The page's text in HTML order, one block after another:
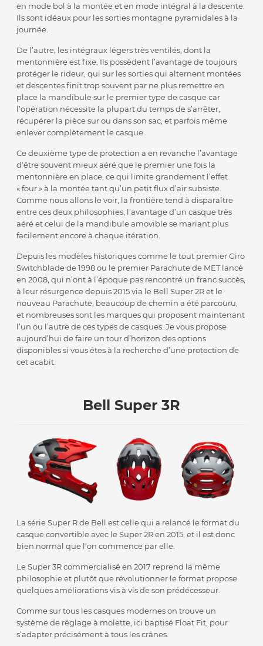
en mode bol à la montée et en mode intégral à la descente.
Ils sont idéaux pour les sorties montagne pyramidales à la
journée.
De l’autre, les intégraux légers très ventilés, dont la
mentonnière est fixe. Ils possèdent l’avantage de toujours
protéger le rideur, qui sur les sorties qui alternent montées
et descentes finit trop souvent par ne plus remettre en
place la mandibule sur le premier type de casque car
l’opération nécessite la plupart du temps de s’arrêter,
récupérer la pièce sur ou dans son sac, et parfois même
enlever complètement le casque.
Ce deuxième type de protection a en revanche l’avantage
d’être souvent mieux aéré que le premier une fois la
mentonnière en place, ce qui limite grandement l’effet
« four » à la montée tant qu’un petit flux d’air subsiste.
Comme nous allons le voir, la frontière tend à disparaître
entre ces deux philosophies, l’avantage d’un casque très
aéré et celui de la mandibule amovible se mariant plus
facilement encore à chaque itération.
Depuis les modèles historiques comme le tout premier Giro
Switchblade de 1998 ou le premier Parachute de MET lancé
en 2008, qui n’ont à l’époque pas rencontré un franc succès,
à leur résurgence depuis 2015 via le Bell Super 2R et le
nouveau Parachute, beaucoup de chemin a été parcouru,
et nombreuses sont les marques qui proposent maintenant
l’un ou l’autre de ces types de casques. Je vous propose
aujourd’hui de faire un tour d’horizon des options
disponibles si vous êtes à la recherche d’une protection de
cet acabit.
Bell Super 3R
La série Super R de Bell est celle qui a relancé le format du
casque convertible avec le Super 2R en 2015, et il est donc
bien normal que l’on commence par elle.
Le Super 3R commercialisé en 2017 reprend la même
philosophie et plutôt que révolutionner le format propose
quelques améliorations vis à vis de son prédécesseur.
Comme sur tous les casques modernes on trouve un
système de réglage à molette, ici baptisé Float Fit, pour
s’adapter précisément à tous les crânes.